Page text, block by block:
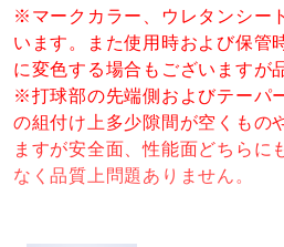
アウトドア／レイン
サポーター
※マークカラー、ウレタンシー
います。また使用時および保管
に変色する場合もございますが
※打球部の先端側およびテーパ
の組付け上多少隙間が空くもの
ますが安全面、性能面どちらに
なく品質上問題ありません。